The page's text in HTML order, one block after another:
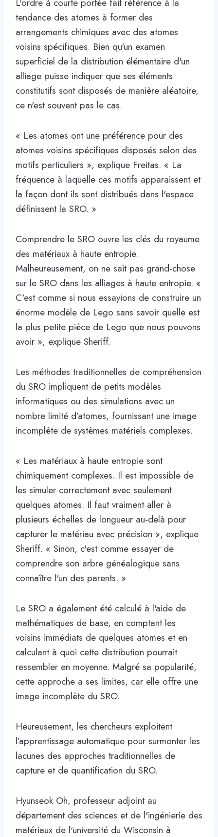
L'ordre à courte portée fait référence à la
tendance des atomes à former des
arrangements chimiques avec des atomes
voisins spécifiques. Bien qu'un examen
superficiel de la distribution élémentaire d'un
alliage puisse indiquer que ses éléments
constitutifs sont disposés de manière aléatoire,
ce n'est souvent pas le cas.
« Les atomes ont une préférence pour des
atomes voisins spécifiques disposés selon des
motifs particuliers », explique Freitas. « La
fréquence à laquelle ces motifs apparaissent et
la façon dont ils sont distribués dans l'espace
définissent la SRO. »
Comprendre le SRO ouvre les clés du royaume
des matériaux à haute entropie.
Malheureusement, on ne sait pas grand-chose
sur le SRO dans les alliages à haute entropie. «
C'est comme si nous essayions de construire un
énorme modèle de Lego sans savoir quelle est
la plus petite pièce de Lego que nous pouvons
avoir », explique Sheriff.
Les méthodes traditionnelles de compréhension
du SRO impliquent de petits modèles
informatiques ou des simulations avec un
nombre limité d’atomes, fournissant une image
incomplète de systèmes matériels complexes.
« Les matériaux à haute entropie sont
chimiquement complexes. Il est impossible de
les simuler correctement avec seulement
quelques atomes. Il faut vraiment aller à
plusieurs échelles de longueur au-delà pour
capturer le matériau avec précision », explique
Sheriff. « Sinon, c'est comme essayer de
comprendre son arbre généalogique sans
connaître l'un des parents. »
Le SRO a également été calculé à l'aide de
mathématiques de base, en comptant les
voisins immédiats de quelques atomes et en
calculant à quoi cette distribution pourrait
ressembler en moyenne. Malgré sa popularité,
cette approche a ses limites, car elle offre une
image incomplète du SRO.
Heureusement, les chercheurs exploitent
l’apprentissage automatique pour surmonter les
lacunes des approches traditionnelles de
capture et de quantification du SRO.
Hyunseok Oh, professeur adjoint au
département des sciences et de l'ingénierie des
matériaux de l'université du Wisconsin à